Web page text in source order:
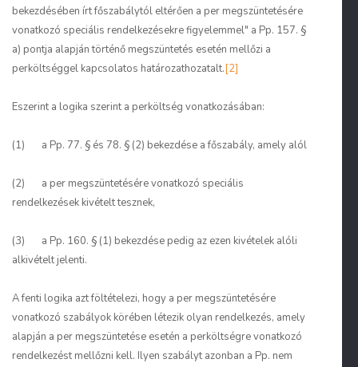
bekezdésében írt főszabálytól eltérően a per megszüntetésére
vonatkozó speciális rendelkezésekre figyelemmel" a Pp. 157. §
a) pontja alapján történő megszüntetés esetén mellőzi a
perköltséggel kapcsolatos határozathozatalt.[2]
Eszerint a logika szerint a perköltség vonatkozásában:
(1) a Pp. 77. § és 78. § (2) bekezdése a főszabály, amely alól
(2) a per megszüntetésére vonatkozó speciális
rendelkezések kivételt tesznek,
(3) a Pp. 160. § (1) bekezdése pedig az ezen kivételek alóli
alkivételt jelenti.
A fenti logika azt föltételezi, hogy a per megszüntetésére
vonatkozó szabályok körében létezik olyan rendelkezés, amely
alapján a per megszüntetése esetén a perköltségre vonatkozó
rendelkezést mellőzni kell. Ilyen szabályt azonban a Pp. nem